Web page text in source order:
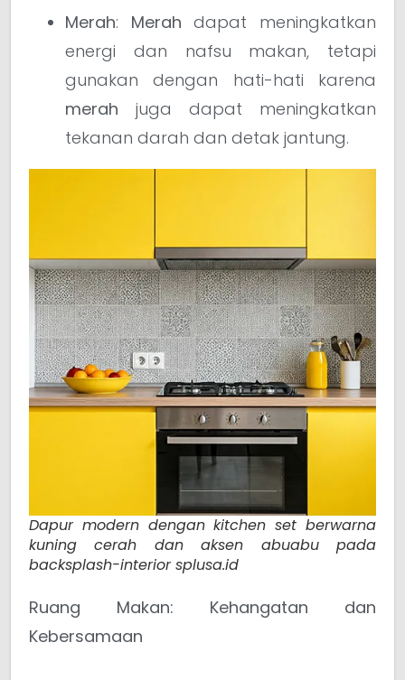
Merah: Merah dapat meningkatkan
energi dan nafsu makan, tetapi
gunakan dengan hati-hati karena
merah juga dapat meningkatkan
tekanan darah dan detak jantung.
Dapur modern dengan kitchen set berwarna
kuning cerah dan aksen abuabu pada
backsplash-interior splusa.id
Ruang Makan: Kehangatan dan
Kebersamaan